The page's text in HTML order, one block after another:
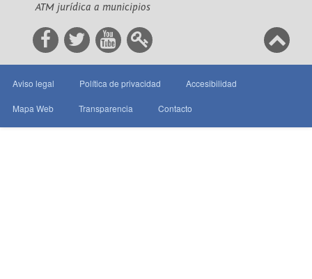
ATM jurídica a municipios
Aviso legal Política de privacidad Accesibilidad
Mapa Web Transparencia Contacto